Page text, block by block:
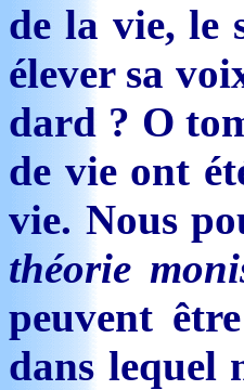
de la vie, le
élever sa
dard ? O
de vie ont
vie. Nous
théorie
peuvent
dans lequel